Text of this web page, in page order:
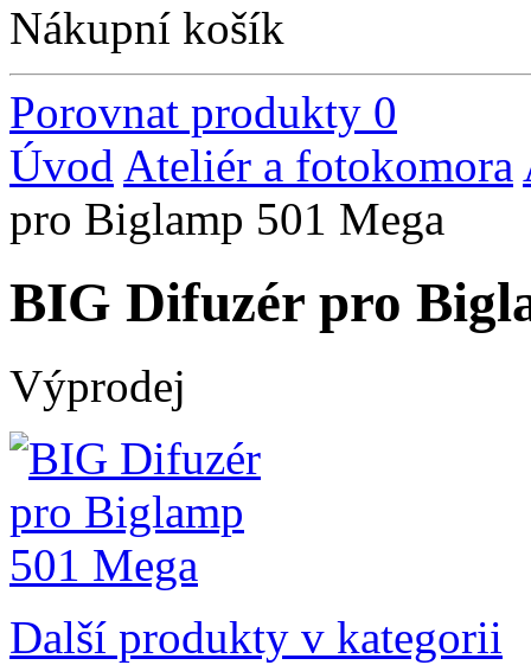
Nákupní košík
Porovnat produkty 0
Úvod Ateliér a fotokomora
pro Biglamp 501 Mega
BIG Difuzér pro
Výprodej
Další produkty v kategorii